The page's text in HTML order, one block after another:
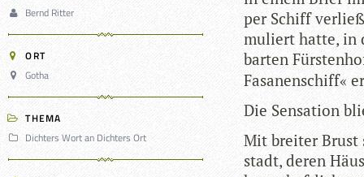
Bernd Ritter
ORT
Gotha
THEMA
Dichters Wort an Dichters Ort
per Schiff
mu­liert hatte, in
bar­ten
Fasa­nen­schiff«
Die Sen­sa­tion
Mit brei­ter Brust
stadt, deren